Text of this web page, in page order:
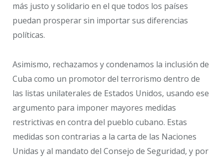
más justo y solidario en el que todos los países
puedan prosperar sin importar sus diferencias
políticas.
Asimismo, rechazamos y condenamos la inclusión de
Cuba como un promotor del terrorismo dentro de
las listas unilaterales de Estados Unidos, usando ese
argumento para imponer mayores medidas
restrictivas en contra del pueblo cubano. Estas
medidas son contrarias a la carta de las Naciones
Unidas y al mandato del Consejo de Seguridad, y por